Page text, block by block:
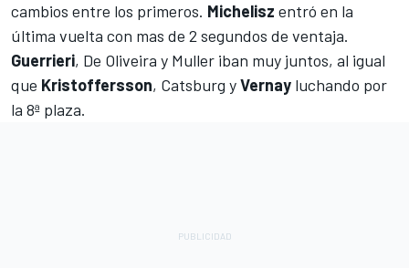
cambios entre los primeros. Michelisz entró en la
última vuelta con mas de 2 segundos de ventaja.
Guerrieri, De Oliveira y Muller iban muy juntos, al igual
que Kristoffersson, Catsburg yVernay luchando por
la 8ª plaza.